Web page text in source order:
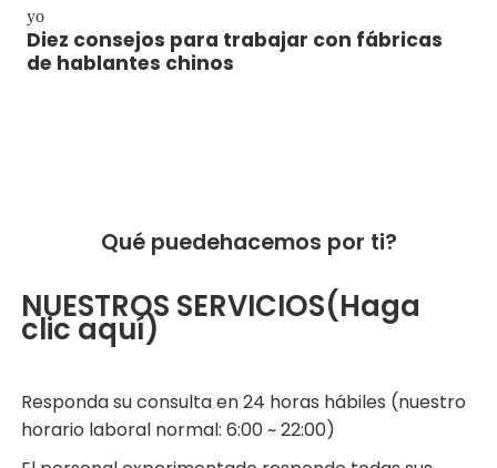
yo
Diez consejos para trabajar con fábricas
de hablantes chinos
Qué puedehacemos por ti?
NUESTROS SERVICIOS(Haga
clic aquí)
Responda su consulta en 24 horas hábiles (nuestro
horario laboral normal: 6:00 ~ 22:00)